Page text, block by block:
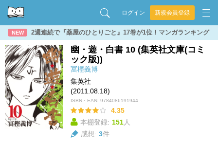
ログイン 新規会員登録
NEW 2週連続で『薬屋のひとりごと』17巻が1位！マンガランキング
幽・遊・白書 10 (集英社文庫(コミ
ック版))
冨樫義博
集英社
(2011.08.18)
ISBN・EAN: 9784086191944
4.35
本棚登録: 151人
感想: 3件